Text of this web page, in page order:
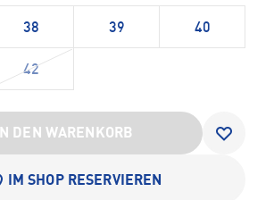
38 39 40
42
IN DEN WARENKORB
IM SHOP RESERVIEREN